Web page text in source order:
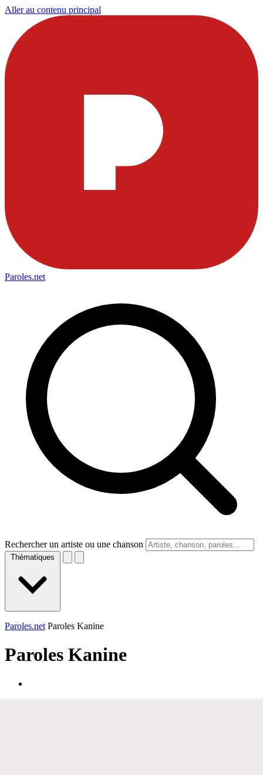
Aller au contenu principal
Paroles.net
Rechercher un artiste ou une chanson
Thématiques
Paroles.net Paroles Kanine
Paroles Kanine